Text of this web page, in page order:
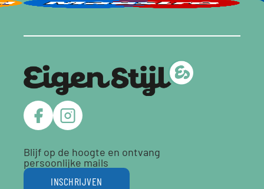
Blijf op de hoogte en ontvang
persoonlijke mails
INSCHRIJVEN